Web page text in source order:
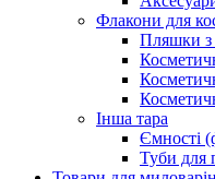
Флакони для
Пляшки з
Інша тара
Ємності
Туби для